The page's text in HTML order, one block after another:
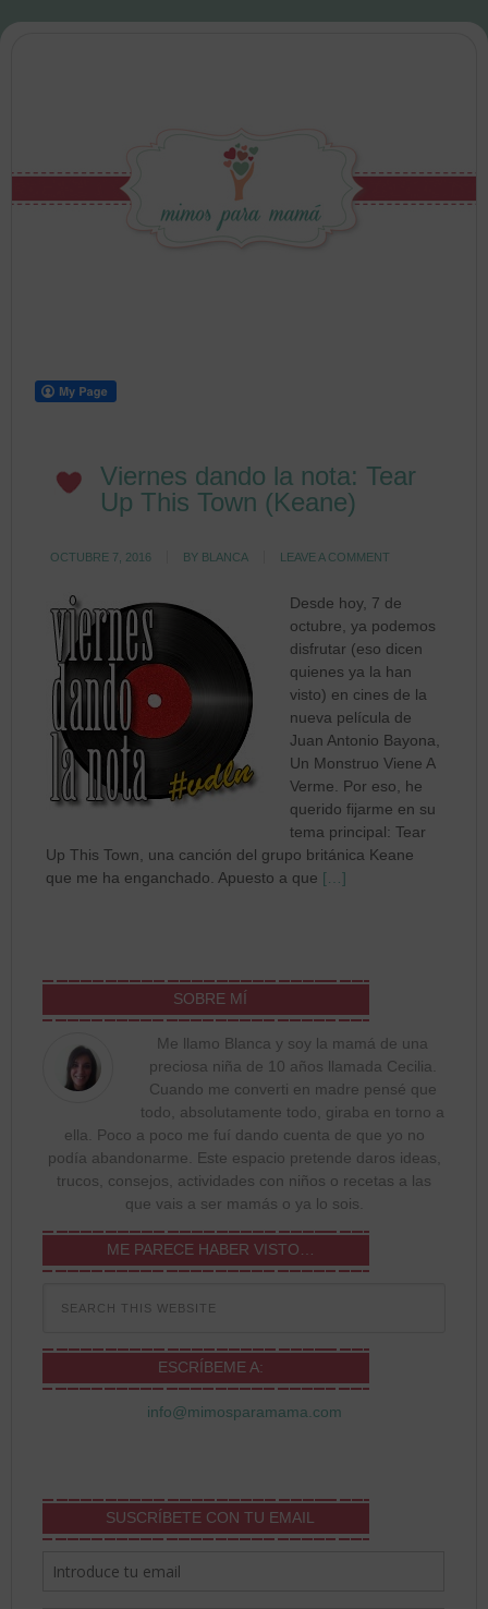
Viernes dando la nota: Tear
Up This Town (Keane)
OCTUBRE 7, 2016 BY BLANCA LEAVE A COMMENT
Desde hoy, 7 de
octubre, ya podemos
disfrutar (eso dicen
quienes ya la han
visto) en cines de la
nueva película de
Juan Antonio Bayona,
Un Monstruo Viene A
Verme. Por eso, he
querido fijarme en su
tema principal: Tear
Up This Town, una canción del grupo británica Keane
que me ha enganchado. Apuesto a que […]
SOBRE MÍ
Me llamo Blanca y soy la mamá de una
preciosa niña de 10 años llamada Cecilia.
Cuando me converti en madre pensé que
todo, absolutamente todo, giraba en torno a
ella. Poco a poco me fuí dando cuenta de que yo no
podía abandonarme. Este espacio pretende daros ideas,
trucos, consejos, actividades con niños o recetas a las
que vais a ser mamás o ya lo sois.
ME PARECE HABER VISTO…
ESCRÍBEME A:
info@mimosparamama.com
SUSCRÍBETE CON TU EMAIL